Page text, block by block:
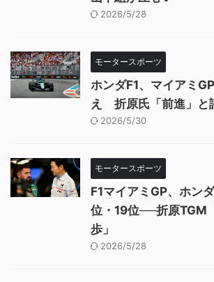
2026/5/28
モータースポーツ
ホンダF1、マイアミ
え 折原氏「前進」と
2026/5/30
モータースポーツ
F1マイアミGP、ホン
位・19位──折原TGM
歩」
2026/5/28